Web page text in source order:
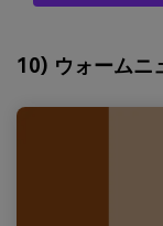
10) ウォームニ